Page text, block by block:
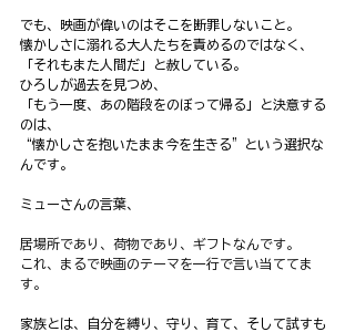
でも、映画が偉いのはそこを断罪しないこと。
懐かしさに溺れる大人たちを責めるのではなく、
「それもまた人間だ」と赦している。
ひろしが過去を見つめ、
「もう一度、あの階段をのぼって帰る」と決意する
のは、
“懐かしさを抱いたまま今を生きる”という選択な
んです。
ミューさんの言葉、
居場所であり、荷物であり、ギフトなんです。
これ、まるで映画のテーマを一行で言い当ててま
す。
家族とは、自分を縛り、守り、育て、そして試すも